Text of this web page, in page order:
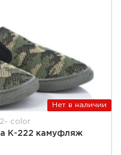
Нет в наличии
color
К-222 камуфляж